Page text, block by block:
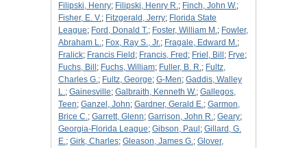
Filipski, Henry; Filipski, Henry R.; Finch, John W.;
Fisher, E. V.; Fitzgerald, Jerry; Florida State
League; Ford, Donald T.; Foster, William M.; Fowler,
Abraham L.; Fox, Ray S., Jr.; Fragale, Edward M.;
Fralick; Francis Field ; Francis, Fred ; Friel, Bill ; Frye;
Fuchs, Bill ; Fuchs, William; Fuller, B. R.; Fultz,
Charles G.; Fultz, George; G-Men; Gaddis, Walley
L.; Gainesville; Galbraith, Kenneth W.; Gallegos,
Teen; Ganzel, John; Gardner, Gerald E.; Garmon,
Brice C.; Garrett, Glenn; Garrison, John R.; Geary;
Georgia-Florida League; Gibson, Paul ; Gillard, G.
E.; Girk, Charles; Gleason, James G.; Glover,